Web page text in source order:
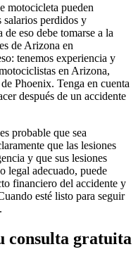
motocicleta pueden
salarios perdidos y
eso debe tomarse a la
de Arizona en
tenemos experiencia y
en Arizona,
Phoenix. Tenga en cuenta
después de un accidente
probable que sea
que las lesiones
y que sus lesiones
legal adecuado, puede
financiero del accidente y
esté listo para seguir
consulta gratuita